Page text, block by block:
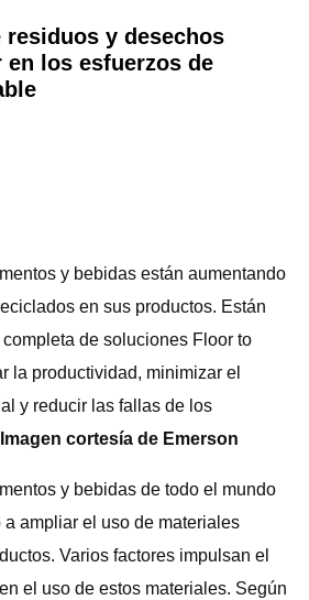
residuos y desechos
en los esfuerzos de
y bebidas están aumentando
en sus productos. Están
de soluciones Floor to
la productividad, minimizar el
y reducir las fallas de los
Imagen cortesía de Emerson
y bebidas de todo el mundo
ampliar el uso de materiales
Varios factores impulsan el
el uso de estos materiales. Según